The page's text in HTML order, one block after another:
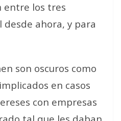
entre los tres
ahora, y para
son oscuros como
en casos
con empresas